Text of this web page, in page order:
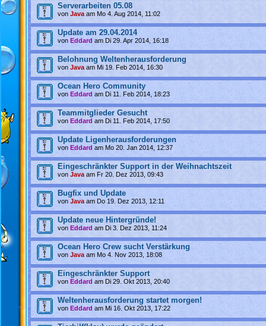
Serverarbeiten 05.08
von Java am Mo 4. Aug 2014, 11:02
Update am 29.04.2014
von Eddard am Di 29. Apr 2014, 16:18
Belohnung Weltenherausforderung
von Java am Mi 19. Feb 2014, 16:30
Ocean Hero Community
von Eddard am Di 11. Feb 2014, 18:23
Teammitglieder Gesucht
von Eddard am Di 11. Feb 2014, 17:50
Update Ligenherausforderungen
von Eddard am Mo 20. Jan 2014, 12:37
Eingeschränkter Support in der Weihnachtszeit
von Java am Fr 20. Dez 2013, 09:43
Bugfix und Update
von Java am Do 19. Dez 2013, 12:11
Update neue Hintergründe!
von Eddard am Di 3. Dez 2013, 11:24
Ocean Hero Crew sucht Verstärkung
von Java am Mo 4. Nov 2013, 18:08
Eingeschränkter Support
von Eddard am Di 29. Okt 2013, 20:40
Weltenherausforderung startet morgen!
von Eddard am Mi 16. Okt 2013, 17:22